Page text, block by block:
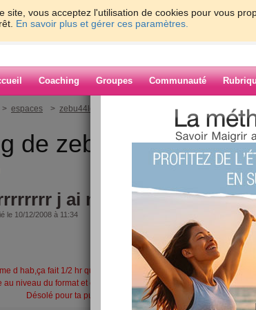
site, vous acceptez l'utilisation de cookies pour vous
En savoir plus et gérer ces paramètres.
Coaching Groupes Communauté
> espaces > zebu44lette > hrrrrrrrr j ai mal aux dents!!!!
de zebu44lette
j ai mal aux dents!!!!
le 10/12/2008 à 11:34
Salut salut,
d hab,ça fait 1/2 hr que j essaye de mettre une photo mais elle
au niveau du format et ça me prend la tête donc j'essayerai plus
Désolé pour ta puce miliejolie car c'était pour elle!!